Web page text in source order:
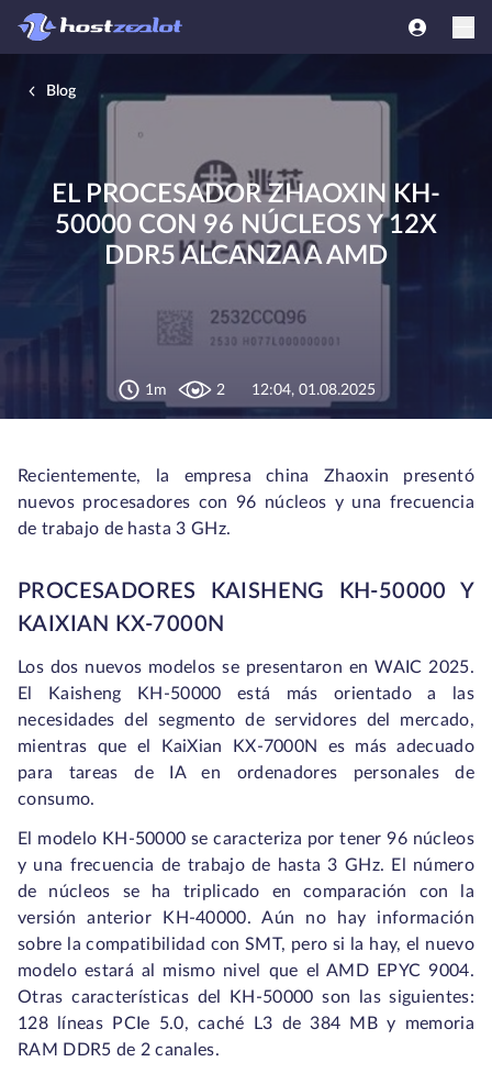
Blog
EL PROCESADOR ZHAOXIN KH-
50000 CON 96 NÚCLEOS Y 12X
DDR5 ALCANZA A AMD
1m 2 12:04, 01.08.2025
Recientemente, la empresa china Zhaoxin presentó
nuevos procesadores con 96 núcleos y una frecuencia
de trabajo de hasta 3 GHz.
PROCESADORES KAISHENG KH-50000 Y
KAIXIAN KX-7000N
Los dos nuevos modelos se presentaron en WAIC 2025.
El Kaisheng KH-50000 está más orientado a las
necesidades del segmento de servidores del mercado,
mientras que el KaiXian KX-7000N es más adecuado
para tareas de IA en ordenadores personales de
consumo.
El modelo KH-50000 se caracteriza por tener 96 núcleos
y una frecuencia de trabajo de hasta 3 GHz. El número
de núcleos se ha triplicado en comparación con la
versión anterior KH-40000. Aún no hay información
sobre la compatibilidad con SMT, pero si la hay, el nuevo
modelo estará al mismo nivel que el AMD EPYC 9004.
Otras características del KH-50000 son las siguientes:
128 líneas PCIe 5.0, caché L3 de 384 MB y memoria
RAM DDR5 de 2 canales.